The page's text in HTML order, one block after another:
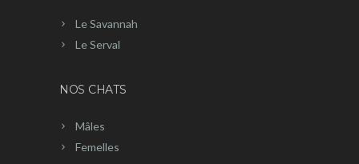
Le Savannah
Le Serval
NOS CHATS
Mâles
Femelles